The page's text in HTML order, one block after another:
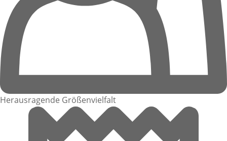
Herausragende Größenvielfalt